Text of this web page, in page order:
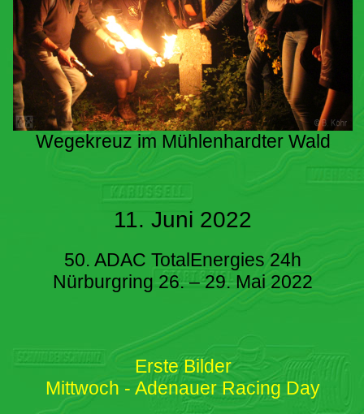
Wegekreuz im Mühlenhardter Wald
11. Juni 2022
50. ADAC TotalEnergies 24h
Nürburgring 26. – 29. Mai 2022
Erste Bilder
Mittwoch - Adenauer Racing Day